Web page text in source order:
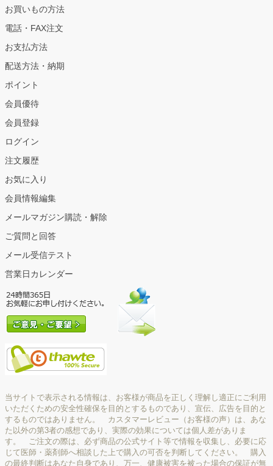
お買いもの方法
電話・FAX注文
お支払方法
配送方法・納期
ポイント
会員優待
会員登録
ログイン
注文履歴
お気に入り
会員情報編集
メールマガジン購読・解除
ご質問と回答
メール受信テスト
営業日カレンダー
当サイトで表示される情報は、お客様が商品を正しく理解し適正にご利用
いただくための安全性確保を目的とするものであり、宣伝、広告を目的と
するものではありません。 カスタマーレビュー（お客様の声）は、あな
た以外の第3者の感想であり、実際の効果については個人差がありま
す。 ご注文の際は、必ず商品の公式サイト等で情報を収集し、必要に応
じて医師・薬剤師へ相談した上で購入の可否を判断してください。 購入
の最終判断はあなた自身であり、万一、健康被害を被った場合の保証が無